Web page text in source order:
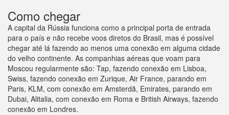
Como chegar
A capital da Rússia funciona como a principal porta de entrada
para o país e não recebe voos diretos do Brasil, mas é possível
chegar até lá fazendo ao menos uma conexão em alguma cidade
do velho continente. As companhias aéreas que voam para
Moscou regularmente são: Tap, fazendo conexão em Lisboa,
Swiss, fazendo conexão em Zurique, Air France, parando em
Paris, KLM, com conexão em Amsterdã, Emirates, parando em
Dubai, Alitalia, com conexão em Roma e British Airways, fazendo
conexão em Londres.